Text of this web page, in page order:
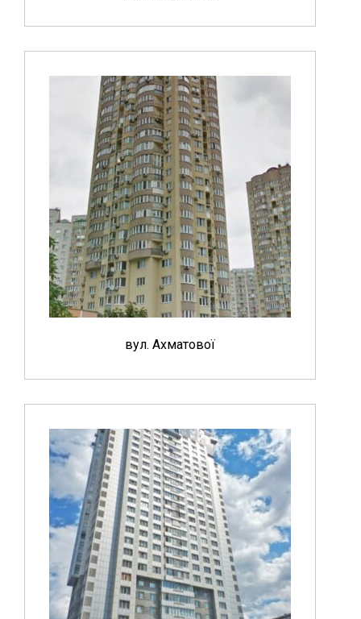
вул. Ахматової